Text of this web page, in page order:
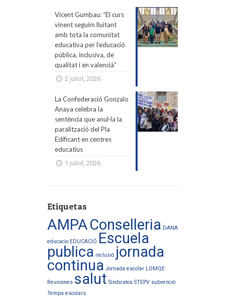
Vicent Gumbau: “El curs
vinent seguim lluitant
amb tota la comunitat
educativa per l’educació
pública, inclusiva, de
qualitat i en valencià”
2 juliol, 2026
La Confederació Gonzalo
Anaya celebra la
sentència que anul·la la
paralització del Pla
Edificant en centres
educatius
1 juliol, 2026
Etiquetas
AMPAConselleria DANA
educacio EDUCACIÓ Escuela
publica inclusió jornada
continua Jornada escolar LOMQE
Reuniones salut Sindicatos STEPV subvenció
Temps escolars